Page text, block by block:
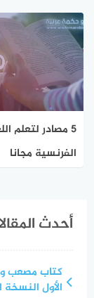
5 مصادر لتعلم
الفرنسية مجانا
أحدث
كتاب مصعب
الأول النسخة